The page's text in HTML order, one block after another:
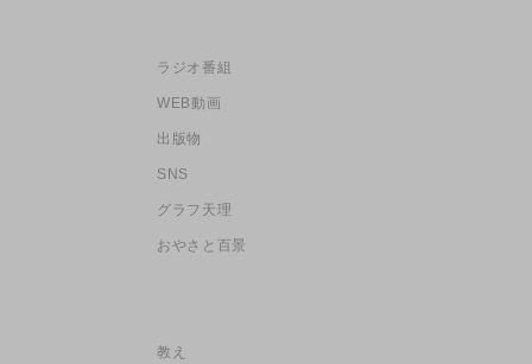
ラジオ番組
WEB動画
出版物
SNS
グラフ天理
おやさと百景
教え